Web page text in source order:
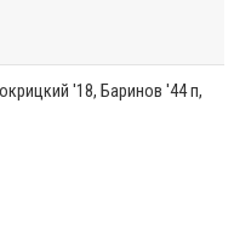
'18, Баринов '44 п,